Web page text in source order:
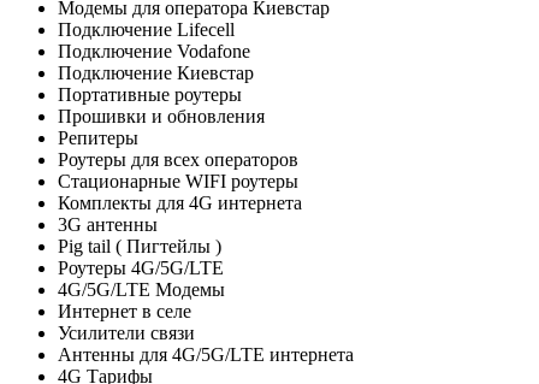
Модемы для оператора Киевстар
Подключение Lifecell
Подключение Vodafone
Подключение Киевстар
Портативные роутеры
Прошивки и обновления
Репитеры
Роутеры для всех операторов
Стационарные WIFI роутеры
Комплекты для 4G интернета
3G антенны
Pig tail ( Пигтейлы )
Роутеры 4G/5G/LTE
4G/5G/LTE Модемы
Интернет в селе
Усилители связи
Антенны для 4G/5G/LTE интернета
4G Тарифы